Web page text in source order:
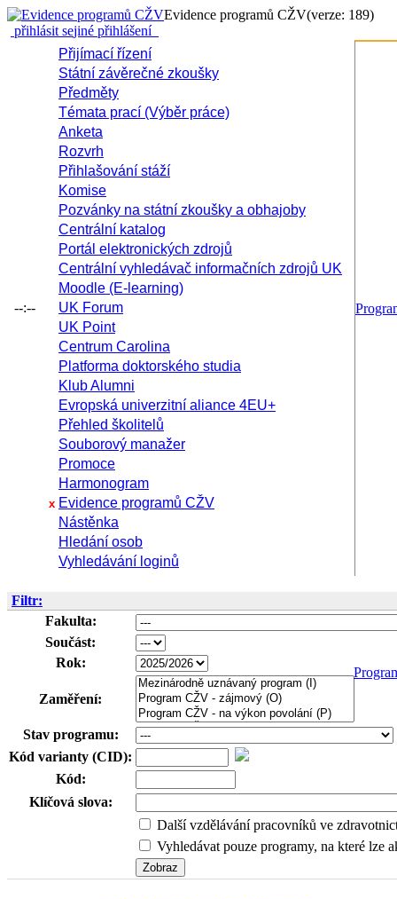
Evidence programů CŽV(verze: 189)
přihlásit sejiné přihlášení
--:--
Přijímací řízení
Státní závěrečné zkoušky
Předměty
Témata prací (Výběr práce)
Anketa
Rozvrh
Přihlašování stáží
Komise
Pozvánky na státní zkoušky a obhajoby
Centrální katalog
Portál elektronických zdrojů
Centrální vyhledávač informačních zdrojů UK
Moodle (E-learning)
UK Forum
UK Point
Centrum Carolina
Platforma doktorského studia
Klub Alumni
Evropská univerzitní aliance 4EU+
Přehled školitelů
Souborový manažer
Promoce
Harmonogram
x Evidence programů CŽV
Nástěnka
Hledání osob
Vyhledávání loginů
Filtr:
Fakulta:
Součást:
Rok:
Zaměření:
Stav programu:
Kód varianty (CID):
Kód:
Klíčová slova:
Další vzdělávání pracovníků ve
Vyhledávat pouze programy, na které lze